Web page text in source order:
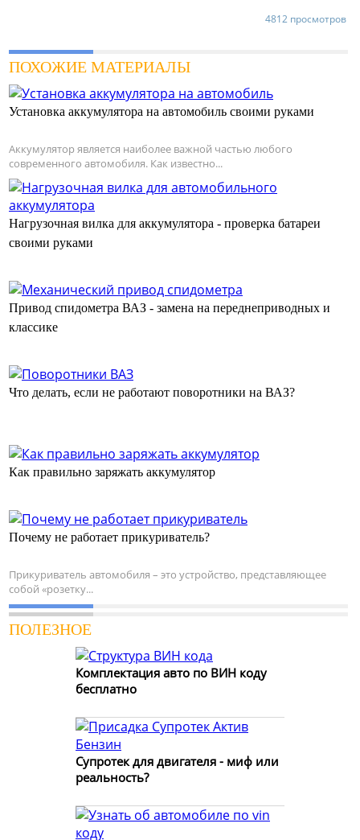
4812 просмотров
ПОХОЖИЕ МАТЕРИАЛЫ
Установка аккумулятора на автомобиль своими руками
Аккумулятор является наиболее важной частью любого
современного автомобиля. Как известно...
Нагрузочная вилка для аккумулятора - проверка батареи
своими руками
Привод спидометра ВАЗ - замена на переднеприводных и
классике
Что делать, если не работают поворотники на ВАЗ?
Как правильно заряжать аккумулятор
Почему не работает прикуриватель?
Прикуриватель автомобиля – это устройство, представляющее
собой «розетку...
ПОЛЕЗНОЕ
Комплектация авто по ВИН коду
бесплатно
Супротек для двигателя - миф или
реальность?